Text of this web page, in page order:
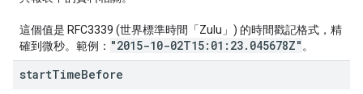
這個值是 RFC3339 (世界標準時間「Zulu」) 的時間戳記格式，精
確到微秒。範例： "2015-10-02T15:01:23. 045678Z" 。
startTimeBefore